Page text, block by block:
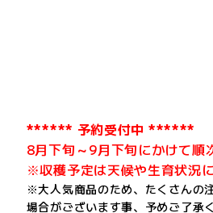
****** 予約受付中 ******
8月下旬～9月下旬にかけて順
※収穫予定は天候や生育状況
※大人気商品のため、たくさんの
場合がございます事、予めご了承